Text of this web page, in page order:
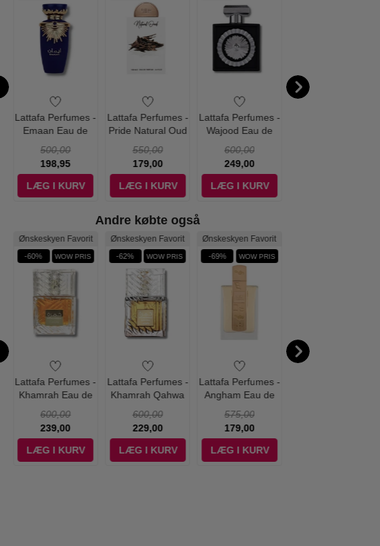
Lattafa Perfumes -
Emaan Eau de
500,00
198,95
LÆG I KURV
Lattafa Perfumes -
Pride Natural Oud
100 ml
550,00
179,00
LÆG I KURV
Lattafa Perfumes -
Wajood Eau de
600,00
249,00
LÆG I KURV
Andre købte også
Ønskeskyen Favorit
-60% WOW PRIS
Lattafa Perfumes -
Khamrah Eau de
Edp
600,00
239,00
LÆG I KURV
Ønskeskyen Favorit
-62% WOW PRIS
Lattafa Perfumes -
Khamrah Qahwa
100 ml
600,00
229,00
LÆG I KURV
Ønskeskyen Favorit
-69% WOW PRIS
Lattafa Perfumes -
Angham Eau de
575,00
179,00
LÆG I KURV